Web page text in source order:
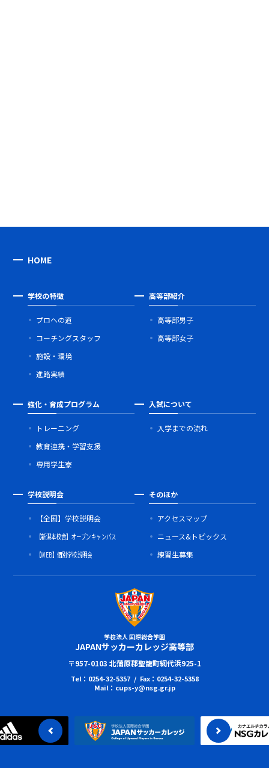
HOME
学校の特徴
プロへの道
コーチングスタッフ
施設・環境
進路実績
高等部紹介
高等部男子
高等部女子
強化・育成プログラム
トレーニング
教育連携・学習支援
専用学生寮
入試について
入学までの流れ
学校説明会
【全国】学校説明会
【新潟本校舎】オープンキャンパス
【WEB】個別学校説明会
そのほか
アクセスマップ
ニュース&トピックス
練習生募集
学校法人 国際総合学園
JAPANサッカーカレッジ高等部
〒957-0103 北蒲原郡聖籠町網代浜925-1
Tel：0254-32-5357 / Fax：0254-32-5358
Mail：cups-y@nsg.gr.jp